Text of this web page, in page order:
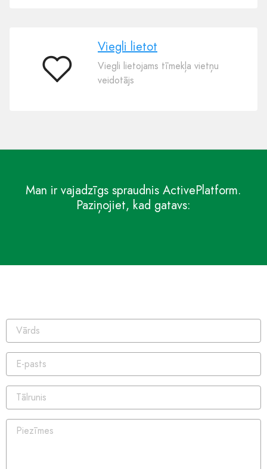
Viegli
Viegli lietot
Viegli lietojams tīmekļa vietņu
veidotājs
Man ir vajadzīgs spraudnis ActivePlatform.
Paziņojiet, kad gatavs: